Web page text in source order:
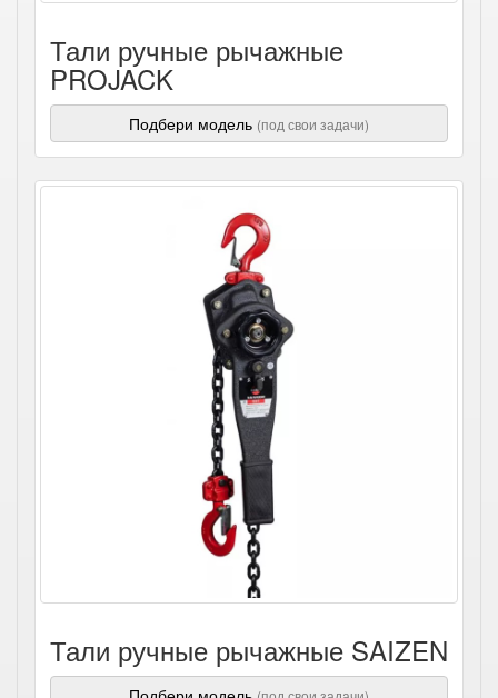
Тали ручные рычажные
PROJACK
Подбери модель (под свои задачи)
Тали ручные рычажные SAIZEN